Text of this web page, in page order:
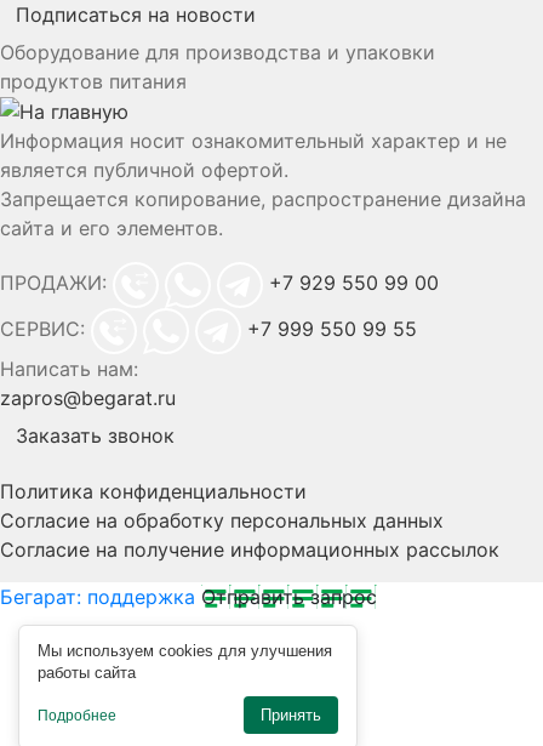
Мы используем cookies для улучшения
работы сайта
Подробнее Принять
Подписаться на новости
Оборудование для производства и упаковки
продуктов питания
Информация носит ознакомительный характер и не
является публичной офертой.
Запрещается копирование, распространение дизайна
сайта и его элементов.
ПРОДАЖИ:
+7 929 550 99 00
СЕРВИС:
+7 999 550 99 55
Написать нам:
zapros@begarat.ru
Заказать звонок
Политика конфиденциальности
Согласие на обработку персональных данных
Согласие на получение информационных рассылок
Бегарат: поддержка Отправить запрос